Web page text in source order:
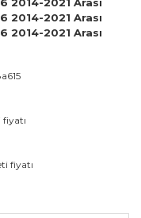
2014-2021 Arası
2014-2021 Arası
ve diğer
fiyatı